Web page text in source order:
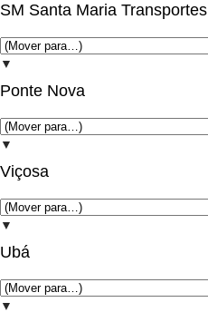
SM Santa Maria Transportes
▼
Ponte Nova
▼
Viçosa
▼
Ubá
▼